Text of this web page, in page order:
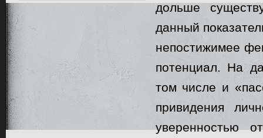
дольше
данный
непостижимее
потенциал. На
том числе и
привидения
уверенностью